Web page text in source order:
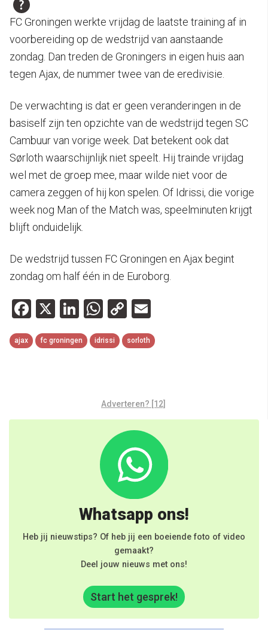
FC Groningen werkte vrijdag de laatste training af in
voorbereiding op de wedstrijd van aanstaande
zondag. Dan treden de Groningers in eigen huis aan
tegen Ajax, de nummer twee van de eredivisie.
De verwachting is dat er geen veranderingen in de
basiself zijn ten opzichte van de wedstrijd tegen SC
Cambuur van vorige week. Dat betekent ook dat
Sørloth waarschijnlijk niet speelt. Hij trainde vrijdag
wel met de groep mee, maar wilde niet voor de
camera zeggen of hij kon spelen. Of Idrissi, die vorige
week nog Man of the Match was, speelminuten krijgt
blijft onduidelijk.
De wedstrijd tussen FC Groningen en Ajax begint
zondag om half één in de Euroborg.
Facebook
X LinkedIn
WhatsApp
Copy
Link
ajax fc groningen idrissi sorloth
Adverteren? [12]
Whatsapp ons!
Heb jij nieuwstips? Of heb jij een boeiende foto of video
gemaakt?
Deel jouw nieuws met ons!
Start het gesprek!